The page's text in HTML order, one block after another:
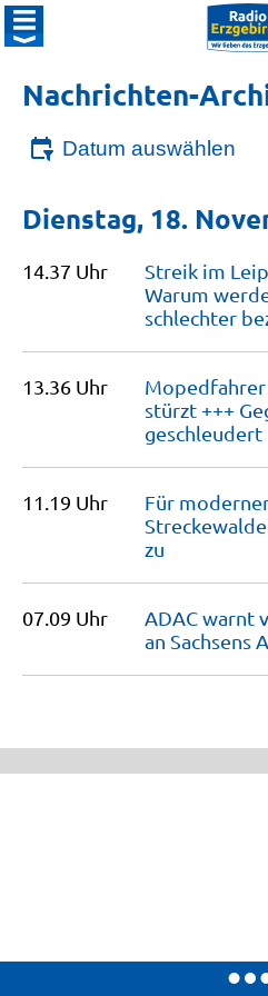
Nachrichten-
Datum auswählen
Dienstag, 18.
14.37 Uhr
Streik im
Warum
schlechter
13.36 Uhr
Mopedfahrer
stürzt +++
geschleudert
11.19 Uhr
Für
zu
07.09 Uhr
ADAC warnt
an Sachsens